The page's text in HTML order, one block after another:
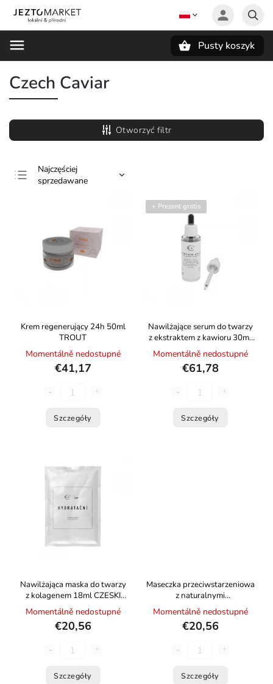
Pusty koszyk
Czech Caviar
Otworzyć filtr
Najczęściej
sprzedawane
Alfabetycznie
Krem regenerujący 24h 50ml
TROUT
Momentálně nedostupné
€41,17
Szczegóły
+ Prezent gratis
Nawilżające serum do twarzy
z ekstraktem z kawioru 30ml
CZESKI KAWIOR
Momentálně nedostupné
€61,78
Szczegóły
Nawilżająca maska ​​do twarzy
z kolagenem 18ml CZESKI
KAWIOR
Momentálně nedostupné
€20,56
Szczegóły
Maseczka przeciwstarzeniowa
z naturalnymi
antyoksydantami 18 ml
CZESKI KAWIOR
Momentálně nedostupné
€20,56
Szczegóły